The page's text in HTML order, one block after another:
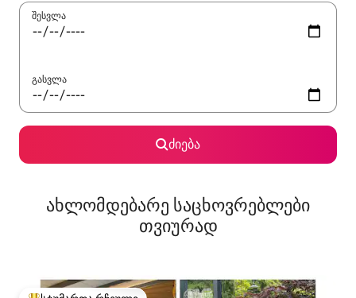
შესვლა
გასვლა
ძიება
ახლომდებარე საცხოვრებლები
თვიურად